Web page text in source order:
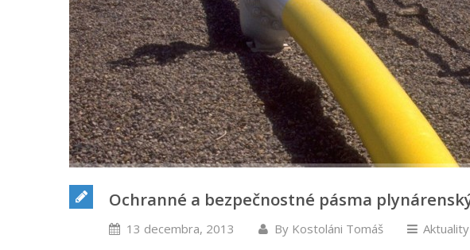
Ochranné a bezpečnostné pásma
13 decembra, 2013 By Kostoláni Tomáš Aktuality